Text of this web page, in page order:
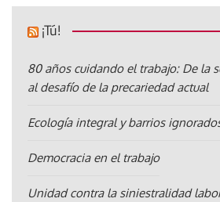
¡Tú!
80 años cuidando el trabajo: De la
al desafío de la precariedad actual
Ecología integral y barrios
Democracia en el trabajo
Unidad contra la siniestralidad